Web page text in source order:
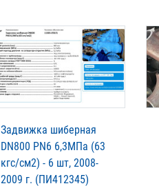
Задвижка шиберная
DN800 PN6 6,3МПа (63
кгс/см2) - 6 шт, 2008-
2009 г. (ПИ412345)